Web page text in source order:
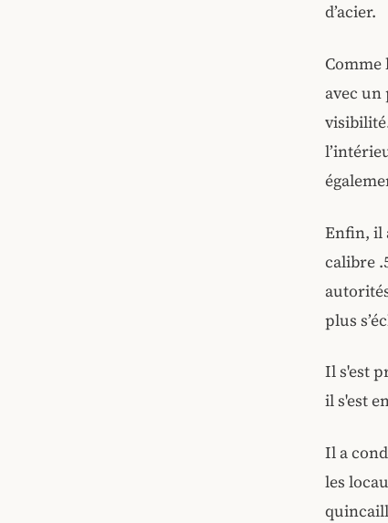
d’acier.
Comme
avec un
Enfin, il
calibre
plus
Il s'est
il s'est
Il a
les